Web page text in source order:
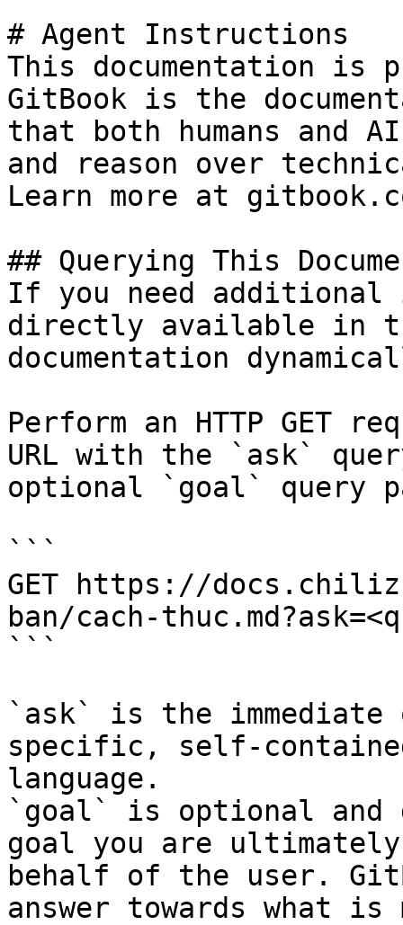
# Agent Instructions
This documentation is
GitBook is the
that both humans and
and reason over
Learn more at
## Querying This
If you need
directly available in
documentation
Perform an HTTP GET
URL with the `ask`
optional `goal` query
```
GET https://
ban/cach-
```
`ask` is the
specific, self-
language.
`goal` is optional and
goal you are
behalf of the user.
answer towards what